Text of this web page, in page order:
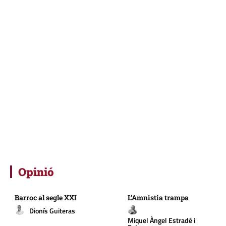
Opinió
Barroc al segle XXI
Dionís Guiteras
L’Amnistia trampa
Miquel Àngel Estradé i